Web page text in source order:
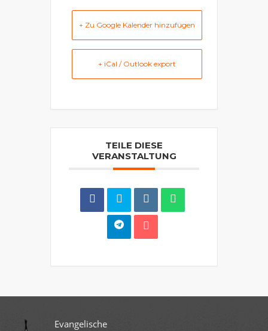
+ Zu Google Kalender hinzufügen
+ iCal / Outlook export
TEILE DIESE
VERANSTALTUNG
Evangelische